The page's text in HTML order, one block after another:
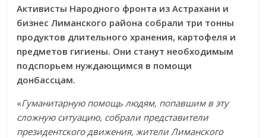
Активисты Народного фронта из Астрахани и
бизнес Лиманского района собрали три тонны
продуктов длительного хранения, картофеля и
предметов гигиены. Они станут необходимым
подспорьем нуждающимся в помощи
донбассцам.
«Гуманитарную помощь людям, попавшим в эту
сложную ситуацию, собрали представители
президентского движения, жители Лиманского